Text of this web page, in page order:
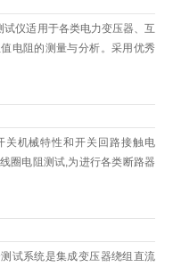
试仪适用于各类电力变压器、互
电阻的测量与分析。采用优秀
关机械特性和开关回路接触电
圈电阻测试,为进行各类断路器
试系统是集成变压器绕组直流